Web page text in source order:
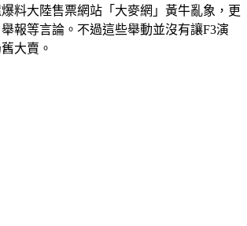
料大陸售票網站「大麥網」黃牛亂象，更
報等言論。不過這些舉動並沒有讓F3演
大賣。